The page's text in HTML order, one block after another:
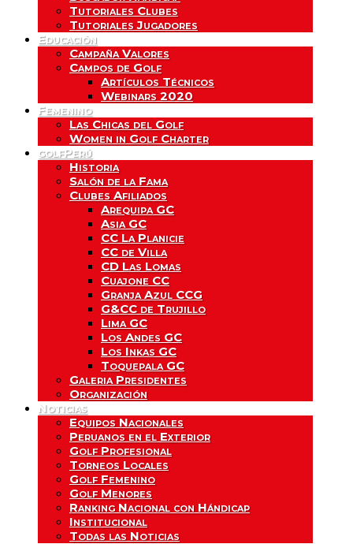
Tutoriales Clubes
Tutoriales Jugadores
Educación
Campaña Valores
Campos de Golf
Artículos Técnicos
Webinars 2020
Femenino
Las Chicas del Golf
Women in Golf Charter
golfPerú
Historia
Salón de la Fama
Clubes Afiliados
Arequipa GC
Asia GC
CC La Planicie
CC de Villa
CD Las Lomas
Cuajone CC
Granja Azul CCG
G&CC de Trujillo
Lima GC
Los Andes GC
Los Inkas GC
Toquepala GC
Galeria Presidentes
Organización
Noticias
Equipos Nacionales
Peruanos en el Exterior
Golf Profesional
Torneos Locales
Golf Femenino
Golf Menores
Ranking Nacional con Hándicap
Institucional
Todas las Noticias